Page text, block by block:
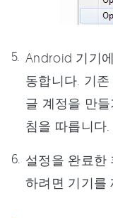
Android 기기
동합니다. 기
글 계정을 만
침을 따릅니다.
설정을 완료한
하려면 기기를